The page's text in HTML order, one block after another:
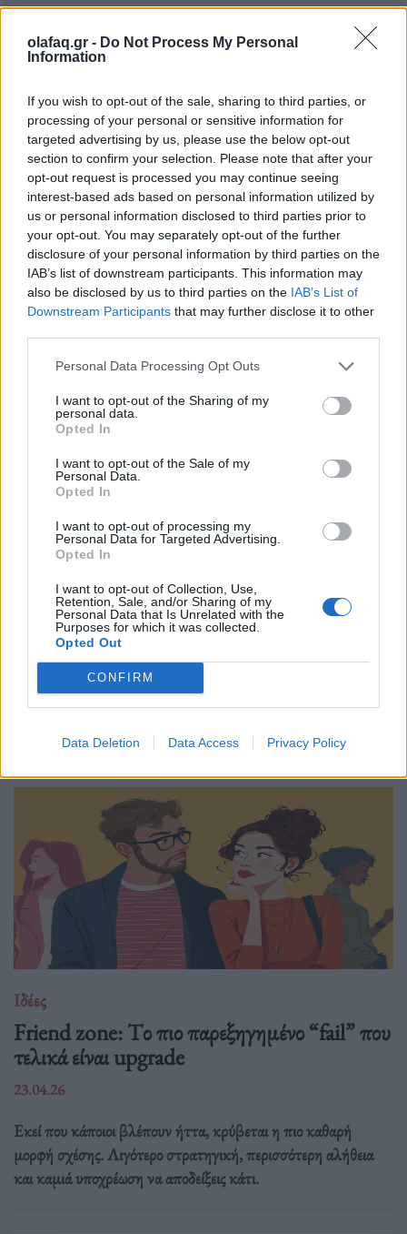
olafaq.gr - Do Not Process My Personal
Information
If you wish to opt-out of the sale, sharing to third parties, or
processing of your personal or sensitive information for
targeted advertising by us, please use the below opt-out
section to confirm your selection. Please note that after your
opt-out request is processed you may continue seeing
interest-based ads based on personal information utilized by
us or personal information disclosed to third parties prior to
your opt-out. You may separately opt-out of the further
disclosure of your personal information by third parties on the
IAB’s list of downstream participants. This information may
also be disclosed by us to third parties on the IAB’s List of
Downstream Participants that may further disclose it to other
Personal Data Processing Opt Outs
I want to opt-out of the Sharing of my
personal data.
Opted In
I want to opt-out of the Sale of my
Personal Data.
Opted In
I want to opt-out of processing my
Personal Data for Targeted Advertising.
Opted In
I want to opt-out of Collection, Use,
Retention, Sale, and/or Sharing of my
Personal Data that Is Unrelated with the
Purposes for which it was collected.
Opted Out
CONFIRM
Data Deletion Data Access Privacy Policy
Δημοσιεύθηκε σεΙδέες |TaggedSingle-tasking,Εγκέφαλος ,
Μαθησιακή Ικανότητα,Πράξη, χρονος, ψυχολογία
Δείτε επίσης
Η μετριοπάθεια δεν κάνει θόρυβο, γι’ αυτό
την περάσαμε για αδυναμία
24.04.26
Όταν η εποχή ανταμείβει τις κραυγές και τις βεβαιότητες, η
ψύχραιμη σκέψη μοιάζει χαμένη υπόθεση, ίσως όμως είναι το
Ιδέες
Friend zone: Tο πιο παρεξηγημένο “fail” που
τελικά είναι upgrade
23.04.26
Εκεί που κάποιοι βλέπουν ήττα, κρύβεται η πιο καθαρή
μορφή σχέσης. Λιγότερο στρατηγική, περισσότερη αλήθεια
και καμιά υποχρέωση να αποδείξεις κάτι.